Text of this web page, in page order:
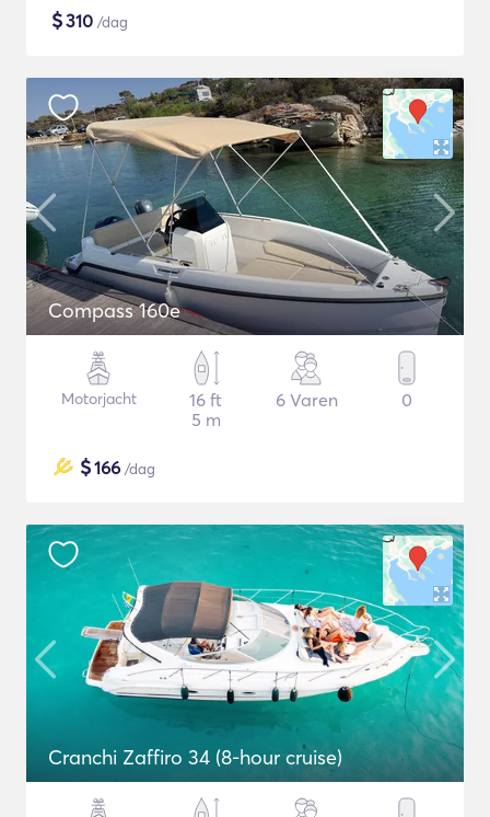
$310 /dag
Compass 160e
Motorjacht
16 ft
5 m
6 Varen 0
$166 /dag
Cranchi Zaffiro 34 (8-hour cruise)